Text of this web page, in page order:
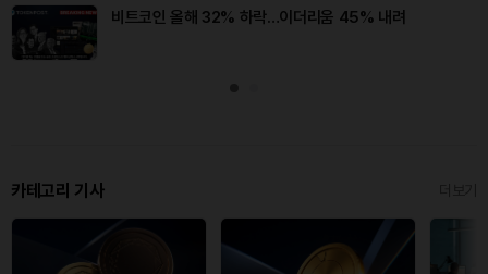
비트코인 올해 32% 하락…이더리움 45% 내려
카테고리 기사